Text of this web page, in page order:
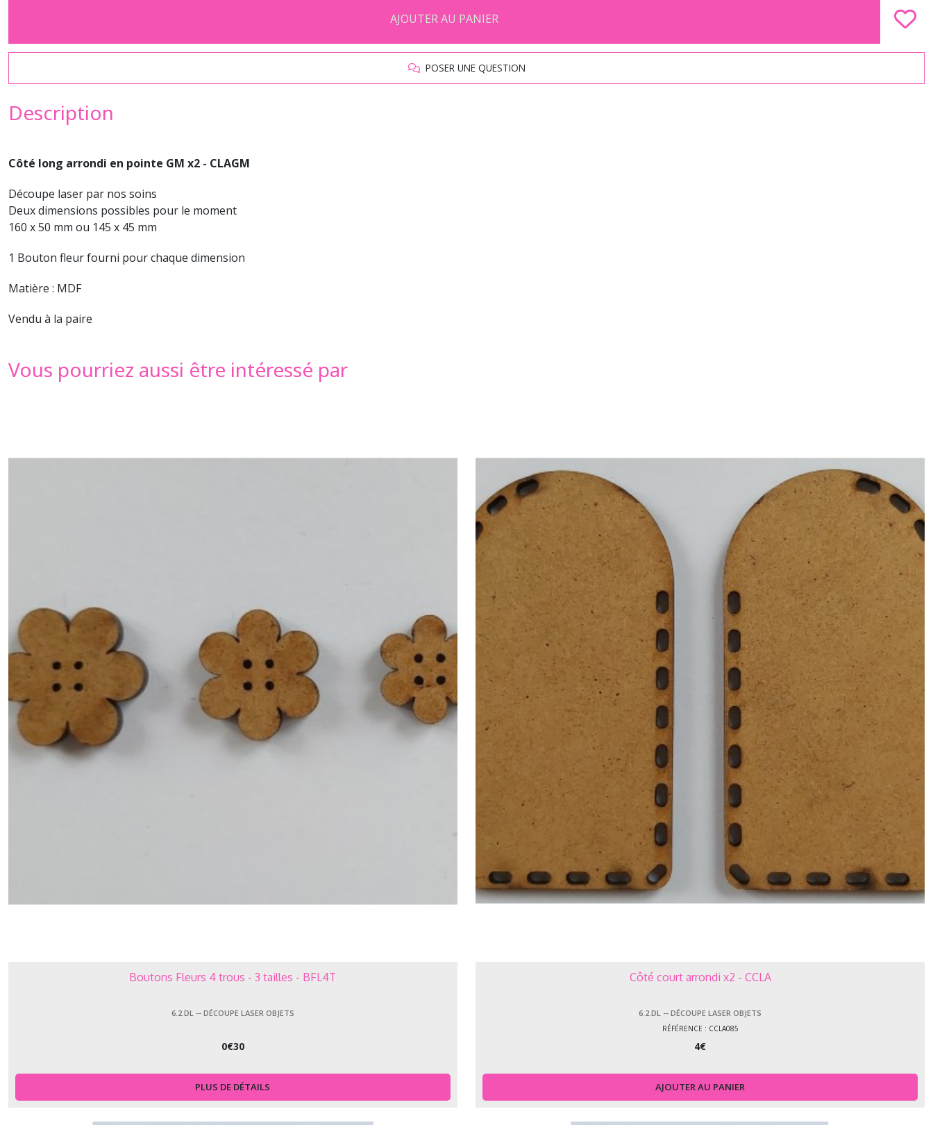
AJOUTER AU PANIER
POSER UNE QUESTION
Description
Côté long arrondi en pointe GM x2 - CLAGM
Découpe laser par nos soins
Deux dimensions possibles pour le moment
160 x 50 mm ou 145 x 45 mm
1 Bouton fleur fourni pour chaque dimension
Matière : MDF
Vendu à la paire
Vous pourriez aussi être intéressé par
Boutons Fleurs 4 trous - 3 tailles - BFL4T
6.2.DL -- DÉCOUPE LASER OBJETS
0€30
PLUS DE DÉTAILS
Côté court arrondi x2 - CCLA
6.2.DL -- DÉCOUPE LASER OBJETS
RÉFÉRENCE : CCLA085
4€
AJOUTER AU PANIER